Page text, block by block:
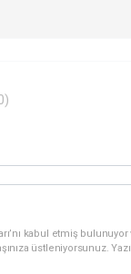
kabul etmiş
üstleniyorsunuz.